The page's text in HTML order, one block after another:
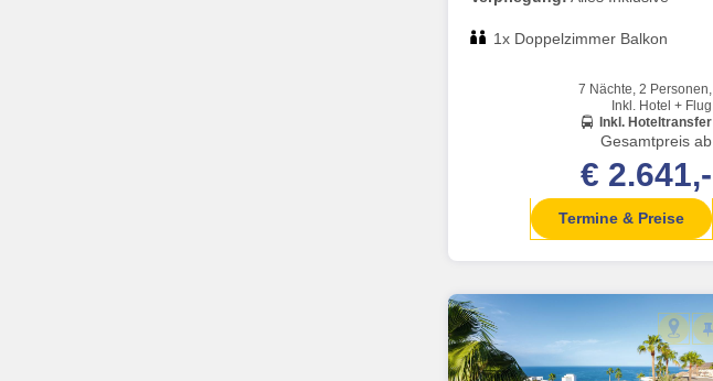
1x Doppelzimmer Balkon
7 Nächte, 2 Personen,
Inkl. Hotel + Flug
Inkl. Hoteltransfer
Gesamtpreis ab
€ 2.641,-
Termine & Preise